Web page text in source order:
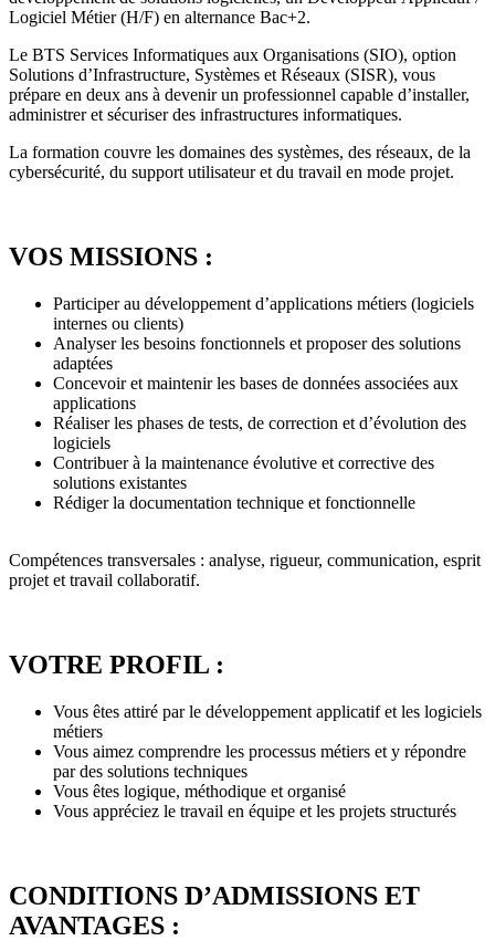
Logiciel Métier (H/F) en alternance Bac+2.
Le BTS Services Informatiques aux Organisations (SIO), option
Solutions d’Infrastructure, Systèmes et Réseaux (SISR), vous
prépare en deux ans à devenir un professionnel capable d’installer,
administrer et sécuriser des infrastructures informatiques.
La formation couvre les domaines des systèmes, des réseaux, de la
cybersécurité, du support utilisateur et du travail en mode projet.
VOS MISSIONS :
Participer au développement d’applications métiers (logiciels
internes ou clients)
Analyser les besoins fonctionnels et proposer des solutions
adaptées
Concevoir et maintenir les bases de données associées aux
applications
Réaliser les phases de tests, de correction et d’évolution des
logiciels
Contribuer à la maintenance évolutive et corrective des
solutions existantes
Rédiger la documentation technique et fonctionnelle
Compétences transversales : analyse, rigueur, communication, esprit
projet et travail collaboratif.
VOTRE PROFIL :
Vous êtes attiré par le développement applicatif et les logiciels
métiers
Vous aimez comprendre les processus métiers et y répondre
par des solutions techniques
Vous êtes logique, méthodique et organisé
Vous appréciez le travail en équipe et les projets structurés
CONDITIONS D’ADMISSIONS ET
AVANTAGES :